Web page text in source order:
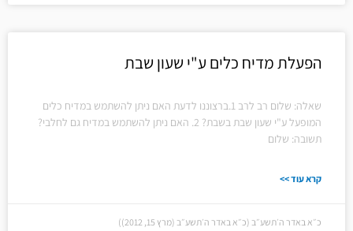
הפעלת מדיח כלים ע"י שעון שבת
שאלה: שלום רב לרב 1.ברצוננו לדעת האם ניתן להשתמש במדיח כלים
המופעל ע"י שעון שבת בשבת? 2. האם ניתן להשתמש במדיח גם לחלבי?
תשובה: שלום
קרא עוד >>
כ״א באדר ה׳תשע״ב (כ״א באדר ה׳תשע״ב (מרץ 15, 2012))